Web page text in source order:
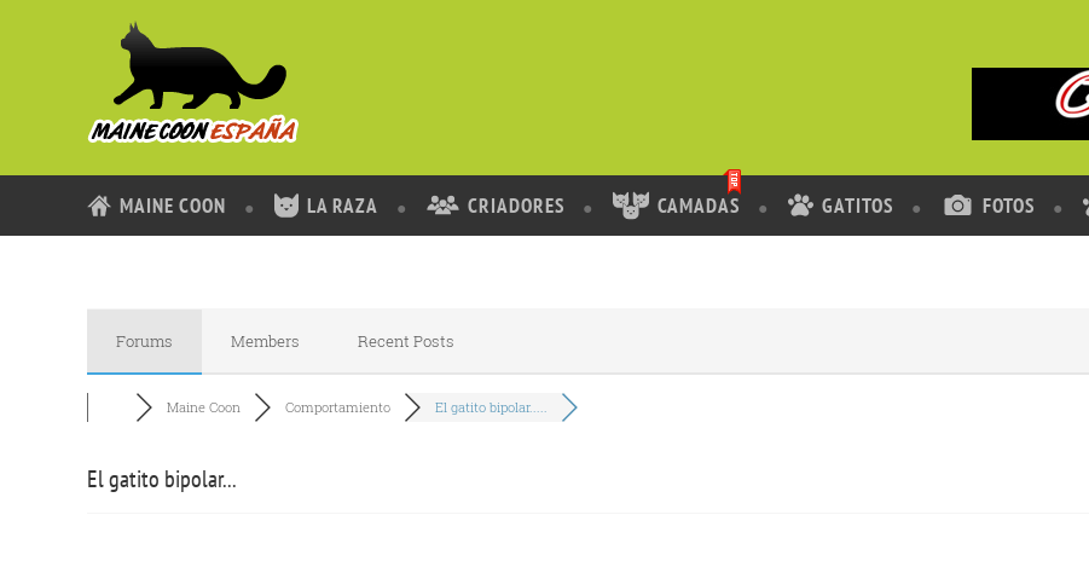
MAINE COON LA RAZA CRIADORES CAMADAS GATITOS FOTOS
Forums Members Recent Posts
Maine Coon Comportamiento El gatito bipolar.....
El gatito bipolar...